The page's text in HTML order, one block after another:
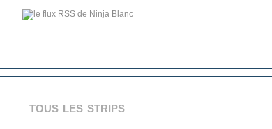
tous les strips